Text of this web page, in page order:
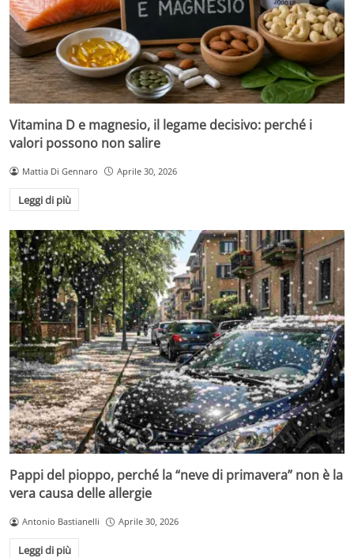
Vitamina D e magnesio, il legame decisivo: perché i
valori possono non salire
Mattia Di Gennaro Aprile 30, 2026
Leggi di più
Pappi del pioppo, perché la “neve di primavera” non è la
vera causa delle allergie
Antonio Bastianelli Aprile 30, 2026
Leggi di più